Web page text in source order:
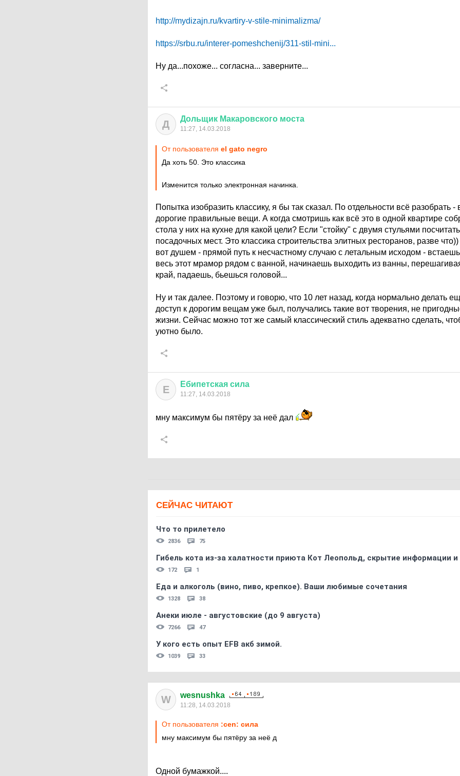
http://mydizajn.ru/kvartiry-v-stile-minimalizma/
https://srbu.ru/interer-pomeshchenij/311-stil-mini...
Ну да...похоже... согласна... заверните...
Д Дольщик Макаровского моста
11:27, 14.03.2018
От пользователя el gato negro
Да хоть 50. Это классика
Изменится только электронная начинка.
Попытка изобразить классику, я бы так сказал. По отдельности всё разобрать -
дорогие правильные вещи. А когда смотришь как всё это в одной квартире
стола у них на кухне для какой цели? Если "стойку" с двумя стульями
посадочных мест. Это классика строительства элитных ресторанов, разве
вот душем - прямой путь к несчастному случаю с летальным исходом -
весь этот мрамор рядом с ванной, начинаешь выходить из ванны,
край, падаешь, бьешься головой...
Ну и так далее. Поэтому и говорю, что 10 лет назад, когда нормально делать
доступ к дорогим вещам уже был, получались такие вот творения, не
жизни. Сейчас можно тот же самый классический стиль адекватно сделать,
уютно было.
Е Ебипетская сила
11:27, 14.03.2018
мну максимум бы пятёру за неё дал
СЕЙЧАС ЧИТАЮТ
Что то прилетело
2836 75
Гибель кота из-за халатности приюта Кот Леопольд, скрытиe информации
172 1
Еда и алкоголь (вино, пиво, крепкое). Ваши любимые сочетания
1328 38
Анеки июле - августовские (до 9 августа)
7266 47
У кого есть опыт EFB акб зимой.
1039 33
W wesnushka
11:28, 14.03.2018
От пользователя :cen: сила
мну максимум бы пятёру за неё д
Одной бумажкой....